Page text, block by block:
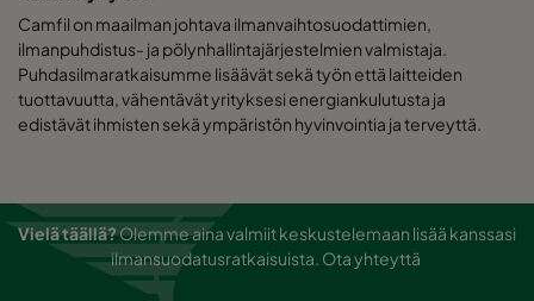
Camfil on maailman johtava ilmanvaihtosuodattimien,
ilmanpuhdistus- ja pölynhallintajärjestelmien valmistaja.
Puhdasilmaratkaisumme lisäävät sekä työn että laitteiden
tuottavuutta, vähentävät yrityksesi energiankulutusta ja
edistävät ihmisten sekä ympäristön hyvinvointia ja terveyttä.
Vielä täällä?Olemme aina valmiit keskustelemaan lisää kanssasi
ilmansuodatusratkaisuista. Ota yhteyttä